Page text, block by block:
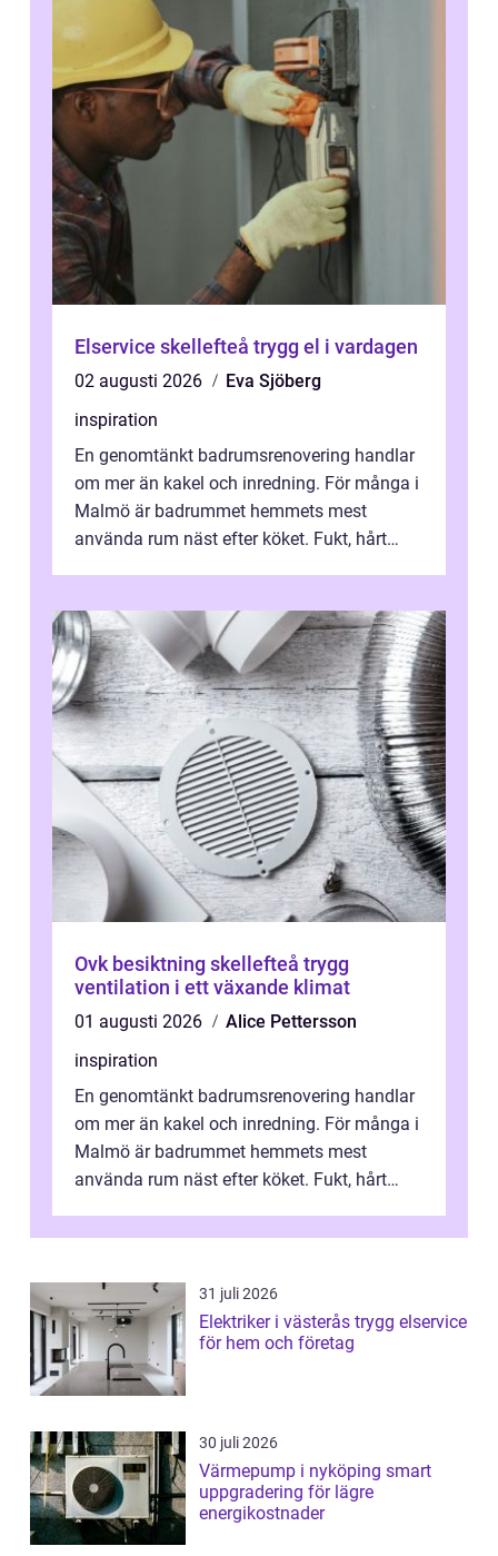
Elservice skellefteå trygg el i vardagen
02 augusti 2026
Eva Sjöberg
inspiration
En genomtänkt badrumsrenovering handlar
om mer än kakel och inredning. För många i
Malmö är badrummet hemmets mest
använda rum näst efter köket. Fukt, hårt
Ovk besiktning skellefteå trygg
ventilation i ett växande klimat
01 augusti 2026
Alice Pettersson
inspiration
En genomtänkt badrumsrenovering handlar
om mer än kakel och inredning. För många i
Malmö är badrummet hemmets mest
använda rum näst efter köket. Fukt, hårt
...
31 juli 2026
Elektriker i västerås trygg elservice
för hem och företag
30 juli 2026
Värmepump i nyköping smart
uppgradering för lägre
energikostnader